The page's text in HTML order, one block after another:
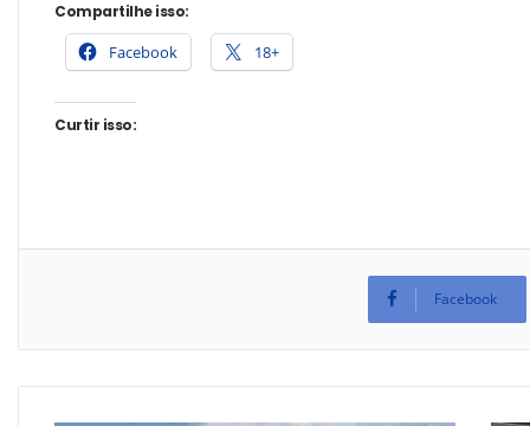
Compartilhe isso:
Facebook 18+
Curtir isso:
Facebook